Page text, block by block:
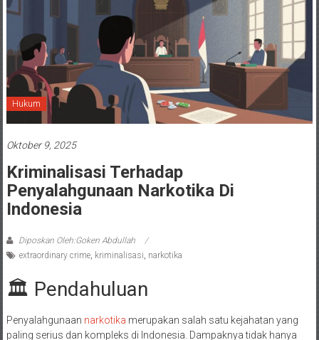
Hukum
Oktober 9, 2025
Kriminalisasi Terhadap
Penyalahgunaan Narkotika Di
Indonesia
Diposkan Oleh:Goken Abdullah
extraordinary crime, kriminalisasi narkotika
🏛️ Pendahuluan
Penyalahgunaan narkotika merupakan salah satu kejahatan yang
paling serius dan kompleks di Indonesia. Dampaknya tidak hanya